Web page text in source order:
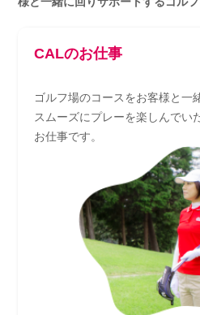
CALのお仕事
ゴルフ場のコースをお客様と一
スムーズにプレーを楽しんでい
お仕事です。